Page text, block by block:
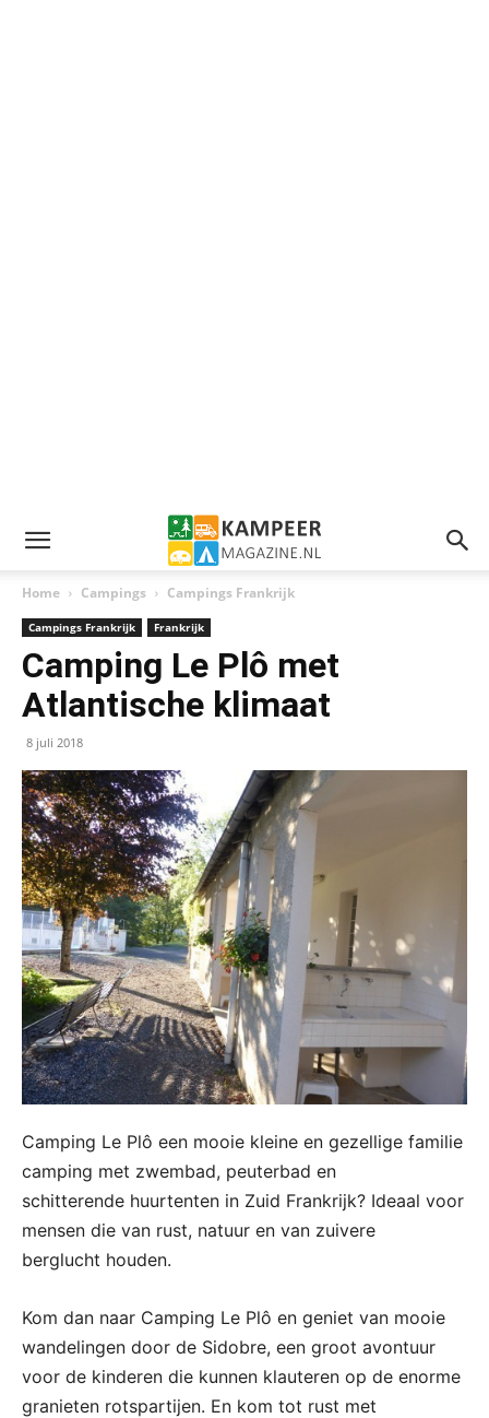
Home Campings Campings Frankrijk
Campings Frankrijk Frankrijk
Camping Le Plô met
Atlantische klimaat
8 juli 2018
Camping Le Plô een mooie kleine en gezellige familie
camping met zwembad, peuterbad en
schitterende huurtenten in Zuid Frankrijk? Ideaal voor
mensen die van rust, natuur en van zuivere
berglucht houden.
Kom dan naar Camping Le Plô en geniet van mooie
wandelingen door de Sidobre, een groot avontuur
voor de kinderen die kunnen klauteren op de enorme
granieten rotspartijen. En kom tot rust met